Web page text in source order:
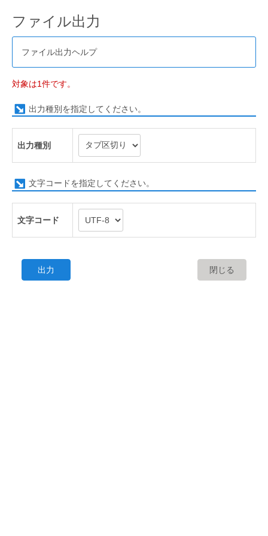
ファイル出力
ファイル出力ヘルプ
対象は1件です。
出力種別を指定してください。
出力種別
文字コードを指定してください。
文字コード